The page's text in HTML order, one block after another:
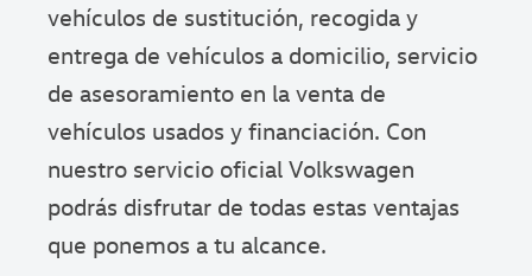
vehículos de sustitución, recogida y
entrega de vehículos a domicilio, servicio
de asesoramiento en la venta de
vehículos usados y financiación. Con
nuestro servicio oficial Volkswagen
podrás disfrutar de todas estas ventajas
que ponemos a tu alcance.